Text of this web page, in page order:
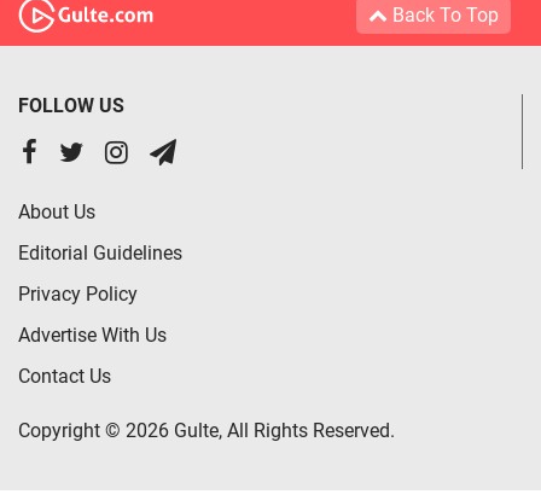
Back To Top
FOLLOW US
About Us
Editorial Guidelines
Privacy Policy
Advertise With Us
Contact Us
Copyright © 2026 Gulte, All Rights Reserved.